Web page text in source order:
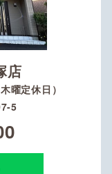
店
曜定休日）
5